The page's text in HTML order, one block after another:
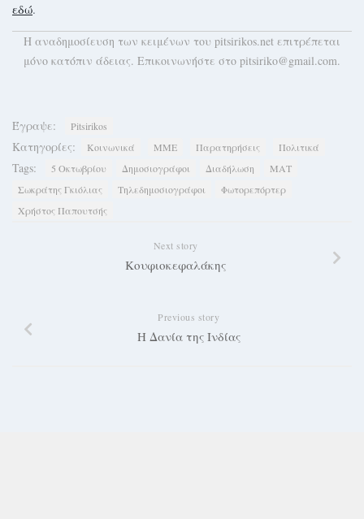
εδώ.
H αναδημοσίευση των κειμένων του pitsirikos.net επιτρέπεται
μόνο κατόπιν άδειας. Επικοινωνήστε στο pitsiriko@gmail.com.
Έγραψε: Pitsirikos
Κατηγορίες: Κοινωνικά ΜΜΕ Παρατηρήσεις Πολιτικά
Tags: 5 Οκτωβρίου Δημοσιογράφοι Διαδήλωση
ΜΑΤ
Σωκράτης Γκιόλιας
Τηλεδημοσιογράφοι
Φωτορεπόρτερ
Χρήστος Παπουτσής
Next story
Κουφιοκεφαλάκης
Previous story
Η Δανία της Ινδίας